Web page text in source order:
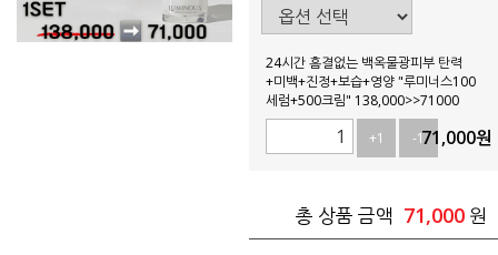
24시간 흠결없는 백옥물광피부 탄력
+미백+진정+보습+영양 "루미너스100
세럼+500크림" 138,000>>71000
+1
-171,000원
총 상품 금액 71,000 원